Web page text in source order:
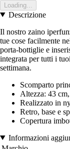
Loading...
Descrizione
Il nostro zaino
tue cose facilmente
porta-bottiglie e
integrata per tutti i
settimana.
Scomparto
Altezza: 43
Realizzato in
Retro, base e
Copertura
Informazioni